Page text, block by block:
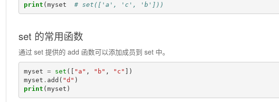
print (myset # set(['a', 'c', 'b']))
set 的常用函数
通过 set 提供的 add 函数可以添加成员到 set 中。
myset = set ([ "a" , "b" , "c" ])
myset . add ( "d" )
print (myset )